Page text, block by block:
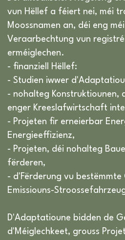
vun Hëllef a féiert nei, méi
Moossnamen an, déi eng
Veraarbechtung vun
erméiglechen.
- finanziell Hëllef:
- Studien iwwer
- nohalteg Konstruktiounen,
enger Kreeslafwirtschaft
- Projeten fir erneierbar
Energieeffizienz,
- Projeten, déi nohalteg
fërderen,
- d'Fërderung vu bestëmmte
Emissiouns-
D'Adaptatioune bidden de
d'Méiglechkeet, grouss